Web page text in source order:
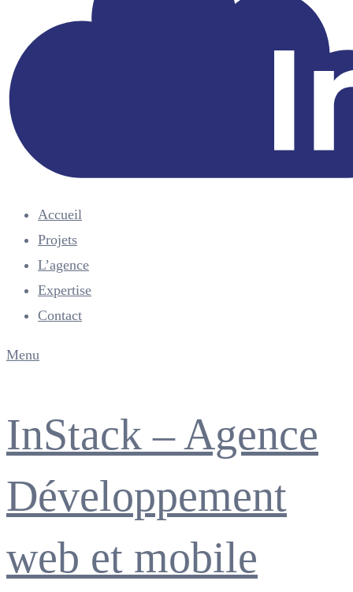
Accueil
Projets
L’agence
Expertise
Contact
Menu
InStack – Agence
Développement
web et mobile